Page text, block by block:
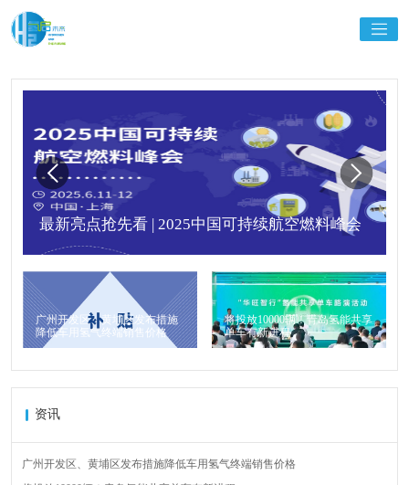
最新亮点抢先看 | 2025中国可持续航空燃料峰会
广州开发区、黄埔区发布措施
降低车用氢气终端销售价格
将投放10000辆！青岛氢能共享
单车有新进程
资讯
广州开发区、黄埔区发布措施降低车用氢气终端销售价格